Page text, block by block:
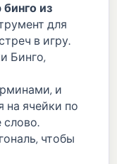
бинго из
для
в игру.
Бинго,
и
на ячейки по
чтобы